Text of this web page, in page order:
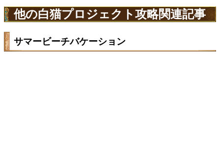
他の白猫プロジェクト攻略関連記事
サマービーチバケーション